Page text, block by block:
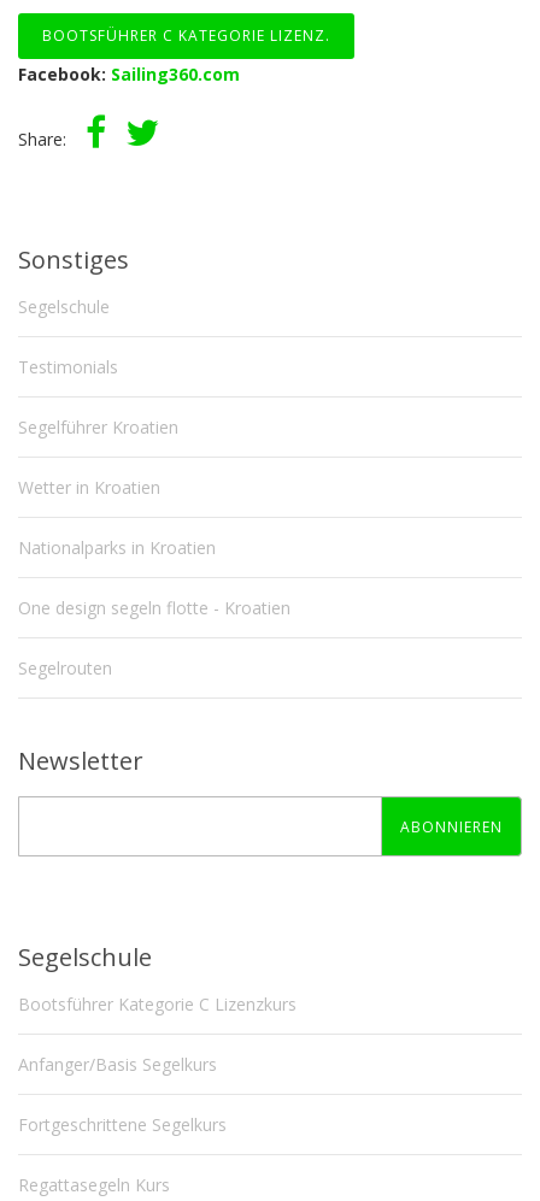
BOOTSFÜHRER C KATEGORIE LIZENZ.
Facebook: Sailing360.com
Share:
Sonstiges
Segelschule
Testimonials
Segelführer Kroatien
Wetter in Kroatien
Nationalparks in Kroatien
One design segeln flotte - Kroatien
Segelrouten
Newsletter
ABONNIEREN
Segelschule
Bootsführer Kategorie C Lizenzkurs
Anfanger/Basis Segelkurs
Fortgeschrittene Segelkurs
Regattasegeln Kurs